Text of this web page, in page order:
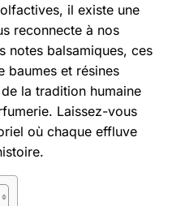
il existe une
reconnecte à nos
notes balsamiques, ces
baumes et résines
la tradition humaine
Laissez-vous
où chaque effluve